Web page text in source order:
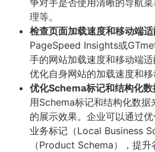
争对手是否使用清晰的导航
理等。
检查页面加载速度和移动端
PageSpeed Insights或
手的网站加载速度和移动端
优化自身网站的加载速度和移
优化Schema标记和结构化数
用Schema标记和结构化数据
的展示效果。企业可以通过
业务标记（Local Business
（Product Schema），提